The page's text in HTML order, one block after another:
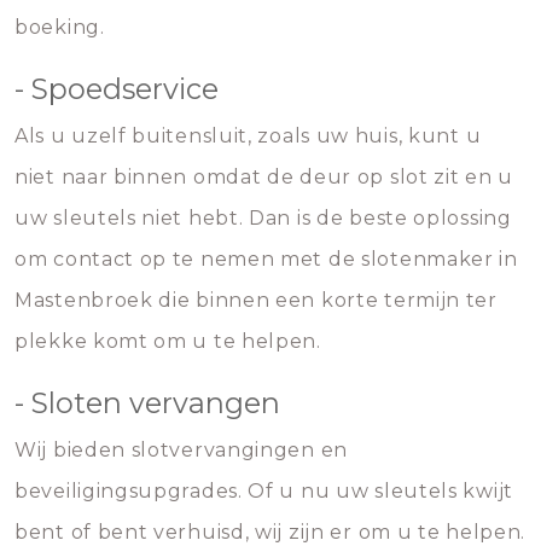
boeking.
- Spoedservice
Als u uzelf buitensluit, zoals uw huis, kunt u
niet naar binnen omdat de deur op slot zit en u
uw sleutels niet hebt. Dan is de beste oplossing
om contact op te nemen met de slotenmaker in
Mastenbroek die binnen een korte termijn ter
plekke komt om u te helpen.
- Sloten vervangen
Wij bieden slotvervangingen en
beveiligingsupgrades. Of u nu uw sleutels kwijt
bent of bent verhuisd, wij zijn er om u te helpen.